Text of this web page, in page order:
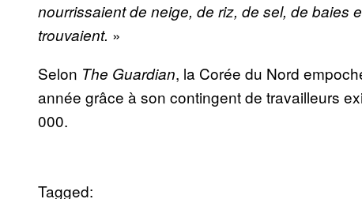
nourrissaient de neige, de riz, de sel, de baies
trouvaient. »
Selon The Guardian, la Corée du Nord
année grâce à son contingent de travailleurs
000.
Tagged: